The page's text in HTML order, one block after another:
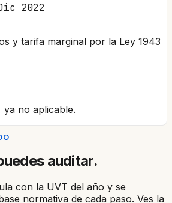
2022
y tarifa marginal por la Ley 1943
ya no aplicable.
auditar.
con la UVT del año y se
normativa de cada paso. Ves la